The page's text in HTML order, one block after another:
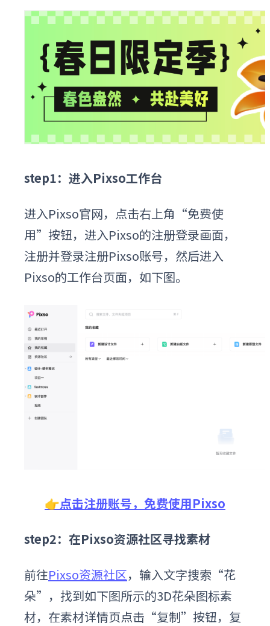
step1：进入Pixso工作台
进入Pixso官网，点击右上角“免费使
用”按钮，进入Pixso的注册登录画面，
注册并登录注册Pixso账号，然后进入
Pixso的工作台页面，如下图。
👉点击注册账号，免费使用Pixso
step2：在Pixso资源社区寻找素材
前往Pixso资源社区，输入文字搜索“花
朵”，找到如下图所示的3D花朵图标素
材，在素材详情页点击“复制”按钮，复